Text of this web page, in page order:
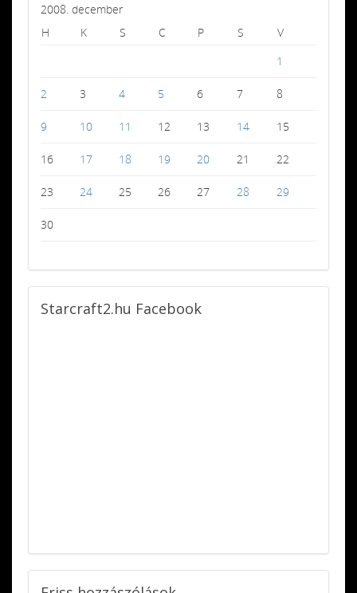
2008. december
H
K S C P S
V
1
2 3 4 5 6 7 8
9 10 11 12 13 14 15
16 17 18 19 20 21 22
23 24 25 26 27 28 29
30
Starcraft2.hu Facebook